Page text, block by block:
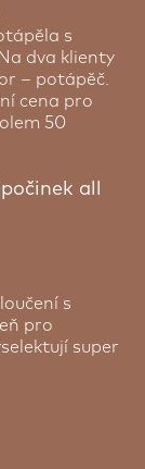
s
dva klienty
– potápěč.
cena pro
50
all
s
pro
super